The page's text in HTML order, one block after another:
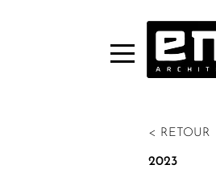
< RETOUR
2023